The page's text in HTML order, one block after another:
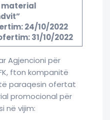
material
24/10/2022
31/10/2022
Agjencioni për
fton kompanitë
paraqesin ofertat
promocional për
në vijim: